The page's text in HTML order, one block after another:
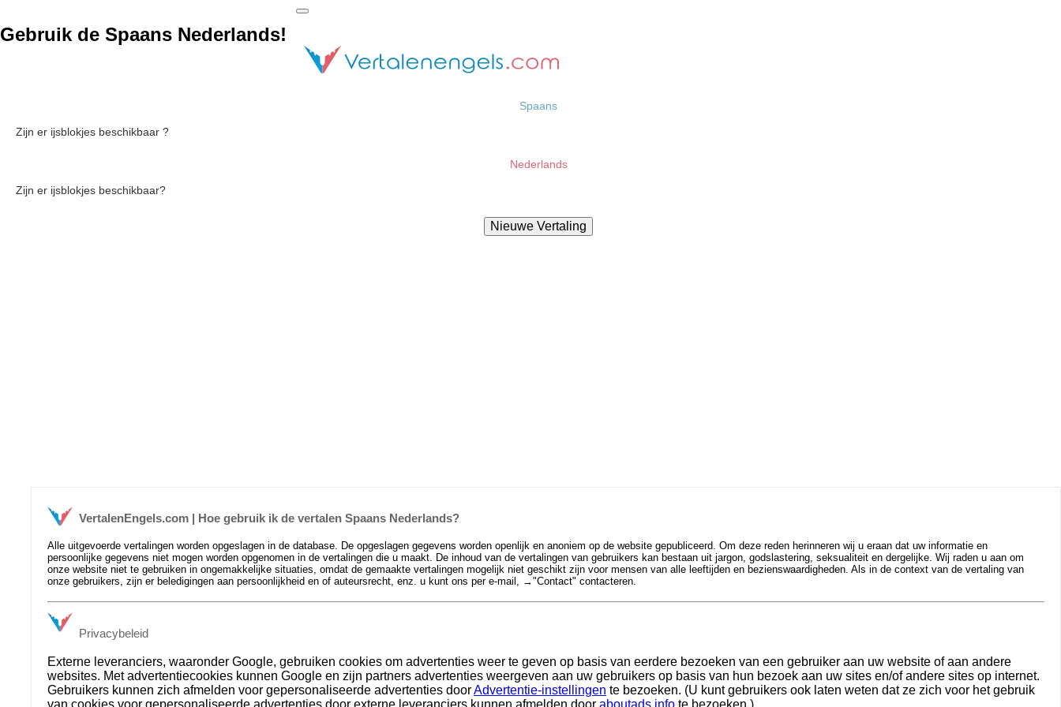
Gebruik de Spaans Nederlands!
Spaans
Zijn er ijsblokjes beschikbaar ?
Nederlands
Zijn er ijsblokjes beschikbaar?
VertalenEngels.com | Hoe gebruik ik de vertalen Spaans Nederlands?
Alle uitgevoerde vertalingen worden opgeslagen in de database. De opgeslagen gegevens worden openlijk en anoniem op de website gepubliceerd. Om deze reden herinneren wij u eraan dat uw informatie en
persoonlijke gegevens niet mogen worden opgenomen in de vertalingen die u maakt. De inhoud van de vertalingen van gebruikers kan bestaan uit jargon, godslastering, seksualiteit en dergelijke. Wij raden u aan om
onze website niet te gebruiken in ongemakkelijke situaties, omdat de gemaakte vertalingen mogelijk niet geschikt zijn voor mensen van alle leeftijden en bezienswaardigheden. Als in de context van de vertaling van
onze gebruikers, zijn er beledigingen aan persoonlijkheid en of auteursrecht, enz. u kunt ons per e-mail, →"Contact" contacteren.
Privacybeleid
Externe leveranciers, waaronder Google, gebruiken cookies om advertenties weer te geven op basis van eerdere bezoeken van een gebruiker aan uw website of aan andere
websites. Met advertentiecookies kunnen Google en zijn partners advertenties weergeven aan uw gebruikers op basis van hun bezoek aan uw sites en/of andere sites op internet.
Gebruikers kunnen zich afmelden voor gepersonaliseerde advertenties doorAdvertentie-instellingen te bezoeken. (U kunt gebruikers ook laten weten dat ze zich voor het gebruik
van cookies voor gepersonaliseerde advertenties door externe leveranciers kunnen afmelden door aboutads.info te bezoeken.)